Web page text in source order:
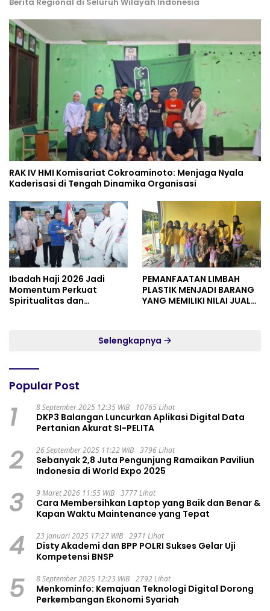
RAK IV HMI Komisariat Cokroaminoto: Menjaga Nyala
Kaderisasi di Tengah Dinamika Organisasi
Ibadah Haji 2026 Jadi
Momentum Perkuat
Spiritualitas dan
PEMANFAATAN LIMBAH
PLASTIK MENJADI BARANG
YANG MEMILIKI NILAI JUAL
Selengkapnya
Popular Post
1 8 September 2025 12:35 WIB 10765 Lihat
DKP3 Balangan Luncurkan Aplikasi Digital Data
Pertanian Akurat SI-PELITA
2 26 September 2025 11:22 WIB 3796 Lihat
Sebanyak 2,8 Juta Pengunjung Ramaikan Paviliun
Indonesia di World Expo 2025
3 9 Maret 2026 11:55 WIB 3777 Lihat
Cara Membersihkan Laptop yang Baik dan Benar &
Kapan Waktu Maintenance yang Tepat
4 23 Januari 2025 17:27 WIB 2971 Lihat
Disty Akademi dan BPP POLRI Sukses Gelar Uji
Kompetensi BNSP
5 8 September 2025 12:23 WIB 2792 Lihat
Menkominfo: Kemajuan Teknologi Digital Dorong
Perkembangan Ekonomi Syariah